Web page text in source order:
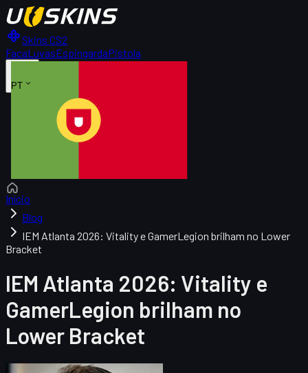
Skins CS2
FacaLuvasEspingardaPistola
PT
Início
Blog
IEM Atlanta 2026: Vitality e GamerLegion brilham no Lower
Bracket
IEM Atlanta 2026: Vitality e
GamerLegion brilham no
Lower Bracket